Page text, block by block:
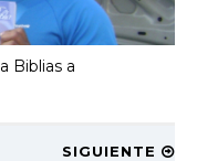
Biblias a
SIGUIENTE